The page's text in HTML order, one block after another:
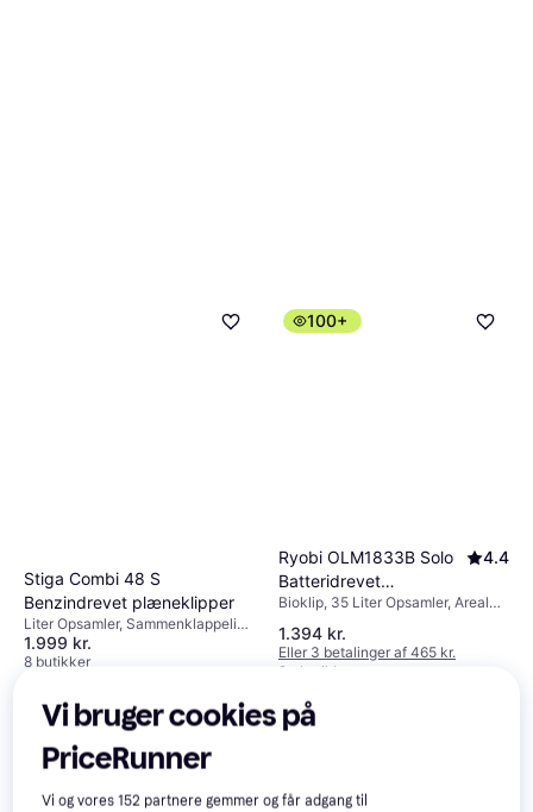
Stiga Combi 48 S
Benzindrevet plæneklipper
Liter Opsamler, Sammenklappeligt
håndtag, Selvkørende
1.999 kr.
8 butikker
100+
Ryobi OLM1833B Solo
Batteridrevet
plæneklipper
4.4
Bioklip, 35 Liter Opsamler, Areal
Sammenklappeligt håndtag,
Klippebredde (maks) 33 cm
1.394 kr.
Eller 3 betalinger af 465 kr.
9+ butikker
Vi bruger cookies på
PriceRunner
Vi og vores152 partnere gemmer og får adgang til